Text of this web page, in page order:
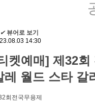
✔ 뷰어로 보기
14:30
켓예매] 제32회
레 월드 스타 갈
회전국무용제